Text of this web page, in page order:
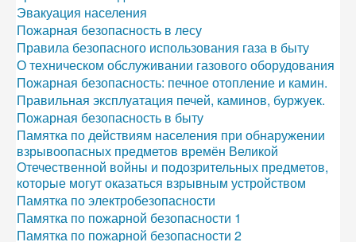
Эвакуация населения
Пожарная безопасность в лесу
Правила безопасного использования газа в быту
О техническом обслуживании газового оборудования
Пожарная безопасность: печное отопление и камин.
Правильная эксплуатация печей, каминов, буржуек.
Пожарная безопасность в быту
Памятка по действиям населения при обнаружении
взрывоопасных предметов времён Великой
Отечественной войны и подозрительных предметов,
которые могут оказаться взрывным устройством
Памятка по электробезопасности
Памятка по пожарной безопасности 1
Памятка по пожарной безопасности 2